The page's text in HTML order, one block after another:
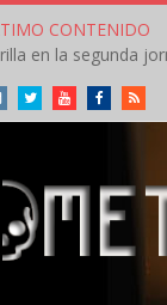
CONTENIDO
InstagramTwitterYoutubeFacebookRSS